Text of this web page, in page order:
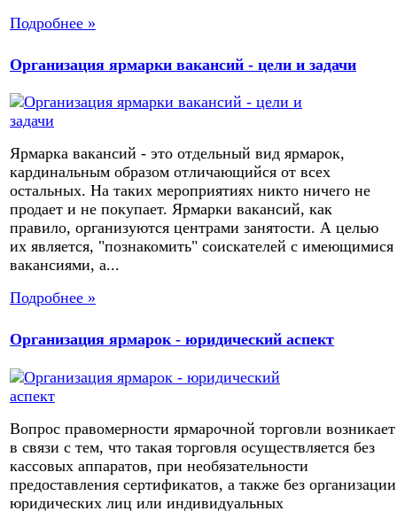
Подробнее »
Организация ярмарки вакансий - цели и задачи
Ярмарка вакансий - это отдельный вид ярмарок,
кардинальным образом отличающийся от всех
остальных. На таких мероприятиях никто ничего не
продает и не покупает. Ярмарки вакансий, как
правило, организуются центрами занятости. А целью
их является, "познакомить" соискателей с имеющимися
вакансиями, а...
Подробнее »
Организация ярмарок - юридический аспект
Вопрос правомерности ярмарочной торговли возникает
в связи с тем, что такая торговля осуществляется без
кассовых аппаратов, при необязательности
предоставления сертификатов, а также без организации
юридических лиц или индивидуальных